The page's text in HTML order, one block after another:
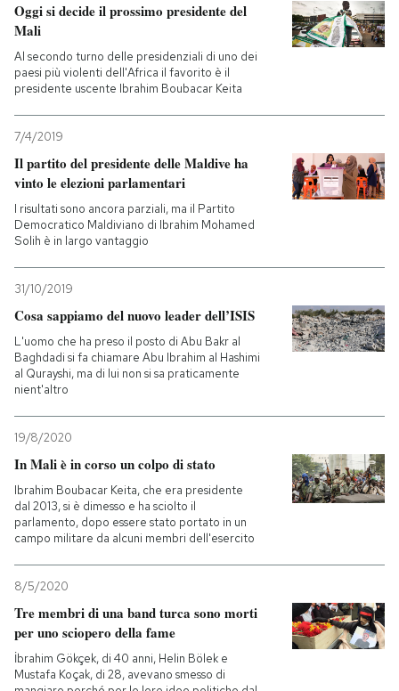
Oggi si decide il prossimo presidente del
Mali
Al secondo turno delle presidenziali di uno dei
paesi più violenti dell'Africa il favorito è il
presidente uscente Ibrahim Boubacar Keita
7/4/2019
Il partito del presidente delle Maldive ha
vinto le elezioni parlamentari
I risultati sono ancora parziali, ma il Partito
Democratico Maldiviano di Ibrahim Mohamed
Solih è in largo vantaggio
31/10/2019
Cosa sappiamo del nuovo leader dell’ISIS
L'uomo che ha preso il posto di Abu Bakr al
Baghdadi si fa chiamare Abu Ibrahim al Hashimi
al Qurayshi, ma di lui non si sa praticamente
nient'altro
19/8/2020
In Mali è in corso un colpo di stato
Ibrahim Boubacar Keita, che era presidente
dal 2013, si è dimesso e ha sciolto il
parlamento, dopo essere stato portato in un
campo militare da alcuni membri dell'esercito
8/5/2020
Tre membri di una band turca sono morti
per uno sciopero della fame
İbrahim Gökçek, di 40 anni, Helin Bölek e
Mustafa Koçak, di 28, avevano smesso di